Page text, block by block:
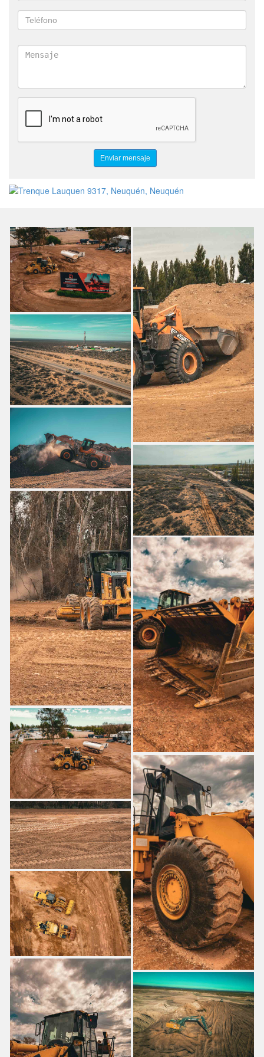
OBRAS CIVILES PETROLERAS
CONTRATISTA MOVIMIENTO DE SUELOS OIL GAS
CONSTRUCCIÓN DE LOCACIONES PETROLERAS
EMPRESA VIAL PETROLERA
OBRAS PARA YACIMIENTOS
CONTRATISTA MOVIMIENTO DE SUELOS VIAL
PREPARACIÓN DE TERRENOS OBRA PÚBLICA
MOVIMIENTO DE SUELOS PROVINCIAL
OBRAS DE INFRAESTRUCTURA VIAL
PRESUPUESTO PARA LICITACIÓN
EMPRESAS DE MOVIMIENTO DE SUELOS